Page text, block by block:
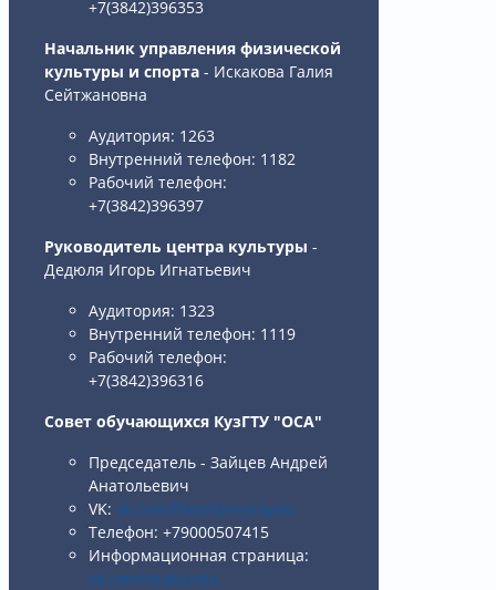
+7(3842)396353
Начальник управления физической
культуры и спорта - Искакова Галия
Сейтжановна
Аудитория: 1263
Внутренний телефон: 1182
Рабочий телефон:
+7(3842)396397
Руководитель центра культуры -
Дедюля Игорь Игнатьевич
Аудитория: 1323
Внутренний телефон: 1119
Рабочий телефон:
+7(3842)396316
Совет обучающихся КузГТУ "ОСА"
Председатель - Зайцев Андрей
Анатольевич
VK: vk.com/theandreyzayats
Телефон: +79000507415
Информационная страница:
vk.com/osakuzstu